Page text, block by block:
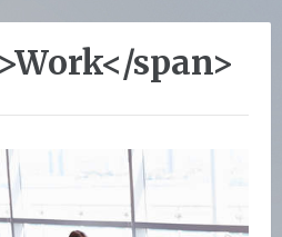
span>